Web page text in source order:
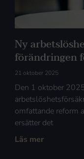
Ny
förändringen
21 oktober 2025
Den 1 oktober
omfattande reform
ersätter det
Läs mer